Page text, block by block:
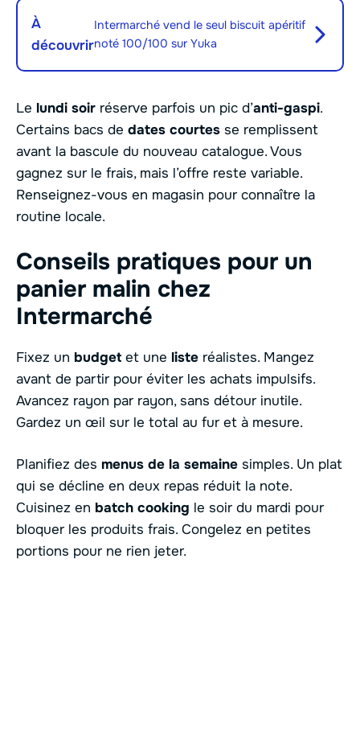
À
découvrir
Intermarché vend le seul biscuit apéritif
noté 100/100 sur Yuka
Le lundi soir réserve parfois un pic d’anti-gaspi.
Certains bacs de dates courtes se remplissent
avant la bascule du nouveau catalogue. Vous
gagnez sur le frais, mais l’offre reste variable.
Renseignez-vous en magasin pour connaître la
routine locale.
Conseils pratiques pour un
panier malin chez
Intermarché
Fixez un budget et une liste réalistes. Mangez
avant de partir pour éviter les achats impulsifs.
Avancez rayon par rayon, sans détour inutile.
Gardez un œil sur le total au fur et à mesure.
Planifiez des menus de la semaine simples. Un plat
qui se décline en deux repas réduit la note.
Cuisinez en batch cooking le soir du mardi pour
bloquer les produits frais. Congelez en petites
portions pour ne rien jeter.